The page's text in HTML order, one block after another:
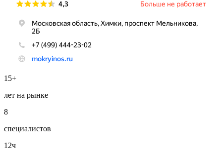
15+
лет на рынке
8
специалистов
12ч